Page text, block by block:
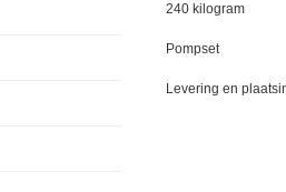
240 kilogram
Pompset
Levering en